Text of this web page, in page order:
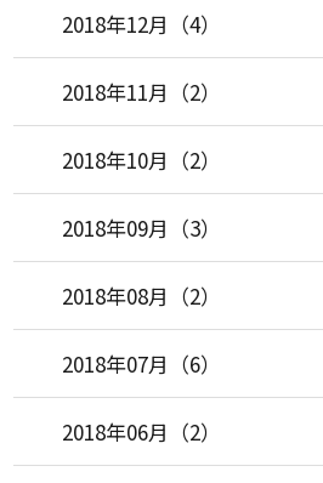
2018年12月（4）
2018年11月（2）
2018年10月（2）
2018年09月（3）
2018年08月（2）
2018年07月（6）
2018年06月（2）